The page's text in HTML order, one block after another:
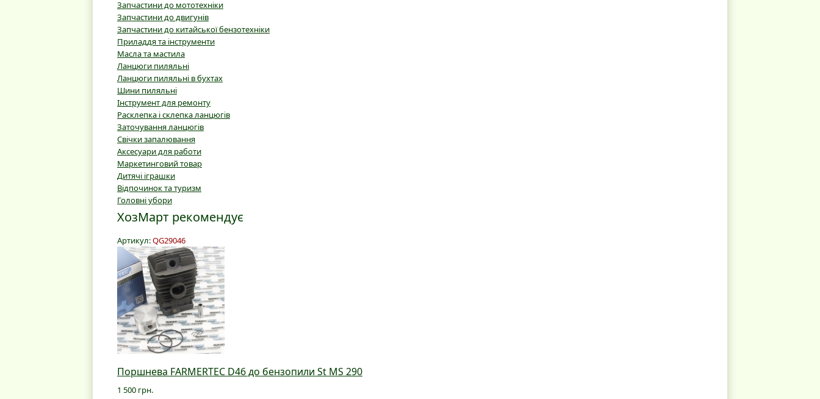
Запчастини до мототехніки
Запчастини до двигунів
Запчастини до китайської бензотехніки
Приладдя та інструменти
Масла та мастила
Ланцюги пиляльні
Ланцюги пиляльні в бухтах
Шини пиляльні
Інструмент для ремонту
Расклепка і склепка ланцюгів
Заточування ланцюгів
Свічки запалювання
Аксесуари для работи
Маркетинговий товар
Дитячі іграшки
Відпочинок та туризм
Головні убори
ХозМарт рекомендує
Артикул:QG29046
Поршнева FARMERTEC D46 до бензопили St MS 290
1 500 грн.